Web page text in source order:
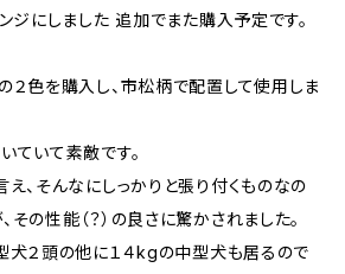
ジにしました 追加でまた購入予定です。
２色を購入し、市松柄で配置して使用しま
ていて素敵です。
え、そんなにしっかりと張り付くものなの
の性能（？）の良さに驚かされました。
２頭の他に１４kgの中型犬も居るので